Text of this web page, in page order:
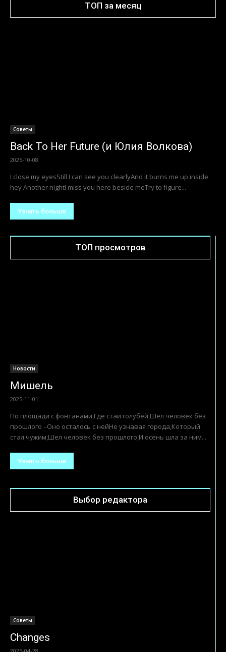
ТОП за месяц
Советы
Back To Her Future (и Юлия Волкова)
2025-10-08
I close my eyesStill I can see you clearlyAnd it burns me up inside
hey Another nightI miss you here beside meTry to figure...
Узнать больше
ТОП просмотров
Новости
Мишель
2025-11-01
По площади с фонтанами,Где стаи голубей,Шел человек без
прошлого –Оно осталось с нейНе узнавая города,Который
стал чужим,Шел человек без прошлого,И осень шла за ним...
Узнать больше
Выбор редактора
Советы
Changes